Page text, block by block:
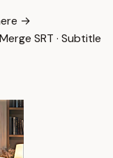
→
Merge SRT · Subtitle